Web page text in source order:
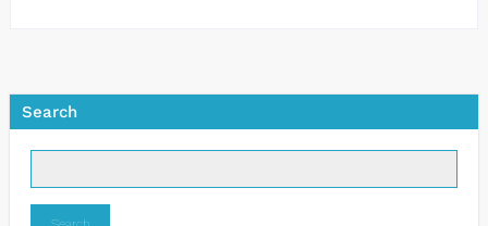
Search